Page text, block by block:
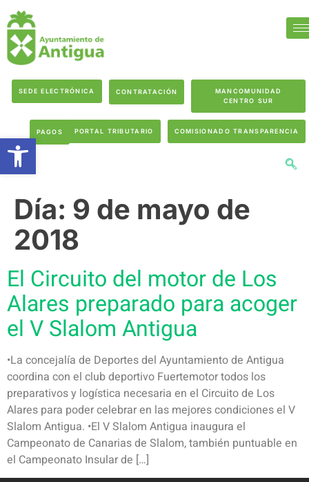
SEDE ELECTRÓNICA CONTRATACIÓN
MANCOMUNIDAD
CENTRO SUR
PAGOS PORTAL TRIBUTARIO COMISIONADO TRANSPARENCIA
Día: 9 de mayo de
2018
El Circuito del motor de Los
Alares preparado para acoger
el V Slalom Antigua
•La concejalía de Deportes del Ayuntamiento de Antigua
coordina con el club deportivo Fuertemotor todos los
preparativos y logística necesaria en el Circuito de Los
Alares para poder celebrar en las mejores condiciones el V
Slalom Antigua. •El V Slalom Antigua inaugura el
Campeonato de Canarias de Slalom, también puntuable en
el Campeonato Insular de […]
Abrir barra de herramientas